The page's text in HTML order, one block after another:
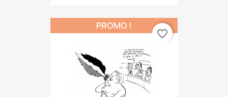
PROMO !
favorite_border